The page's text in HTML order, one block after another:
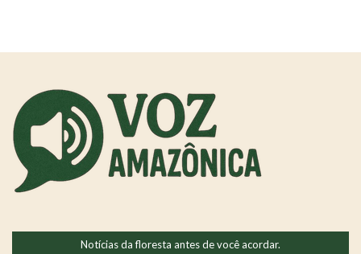
Notícias da floresta antes de você acordar.